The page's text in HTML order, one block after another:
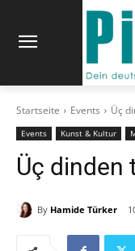
Startseite Events Üç
Events Kunst & Kultur
Üç dinden
By Hamide Türker